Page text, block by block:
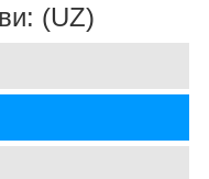
(UZ)